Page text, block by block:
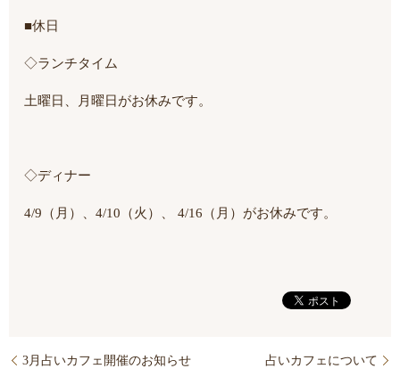
■休日
◇ランチタイム
土曜日、月曜日がお休みです。
◇ディナー
4/9（月）、4/10（火）、 4/16（月）がお休みです。
3月占いカフェ開催のお知らせ 占いカフェについて